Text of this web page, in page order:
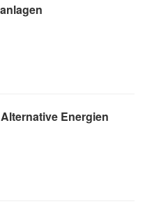
Energien